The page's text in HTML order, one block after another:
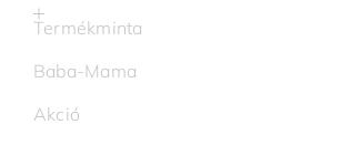
Termékminta
Baba-Mama
Akció